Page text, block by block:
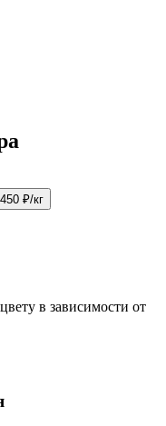
450 ₽/кг
в зависимости от